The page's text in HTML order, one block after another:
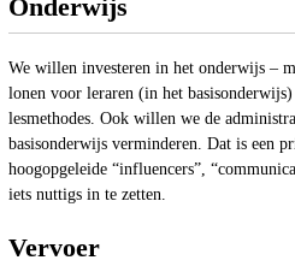
Onderwijs
We willen investeren in het onderwijs –
lonen voor leraren (in het
lesmethodes. Ook willen we de
basisonderwijs verminderen. Dat is een
hoogopgeleide “influencers”,
iets nuttigs in te zetten.
Vervoer